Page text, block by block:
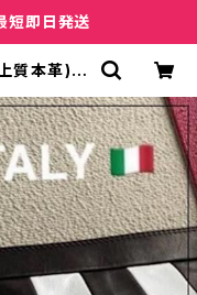
短即日発送
質本革)｜
】スト
バッグ/ブ
トファッ
Bone VIP